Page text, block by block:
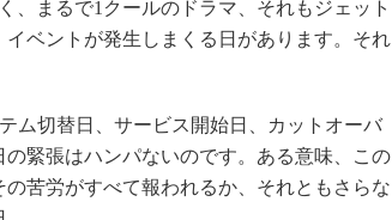
まるで1クールのドラマ、それもジェット
ベントが発生しまくる日があります。それ
ム切替日、サービス開始日、カットオーバ
緊張はハンパないのです。ある意味、この
苦労がすべて報われるか、それともさらな